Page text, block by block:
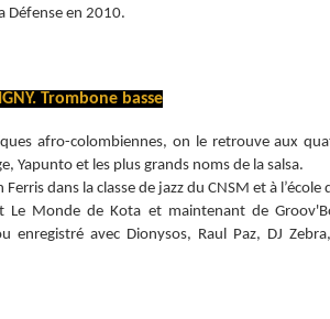
Défense en 2010.
Trombone basse
afro-colombiennes, on le retrouve aux
Yapunto et les plus grands noms de la salsa.
Ferris dans la classe de jazz du CNSM et à
Le Monde de Kota et maintenant de
enregistré avec Dionysos, Raul Paz, DJ